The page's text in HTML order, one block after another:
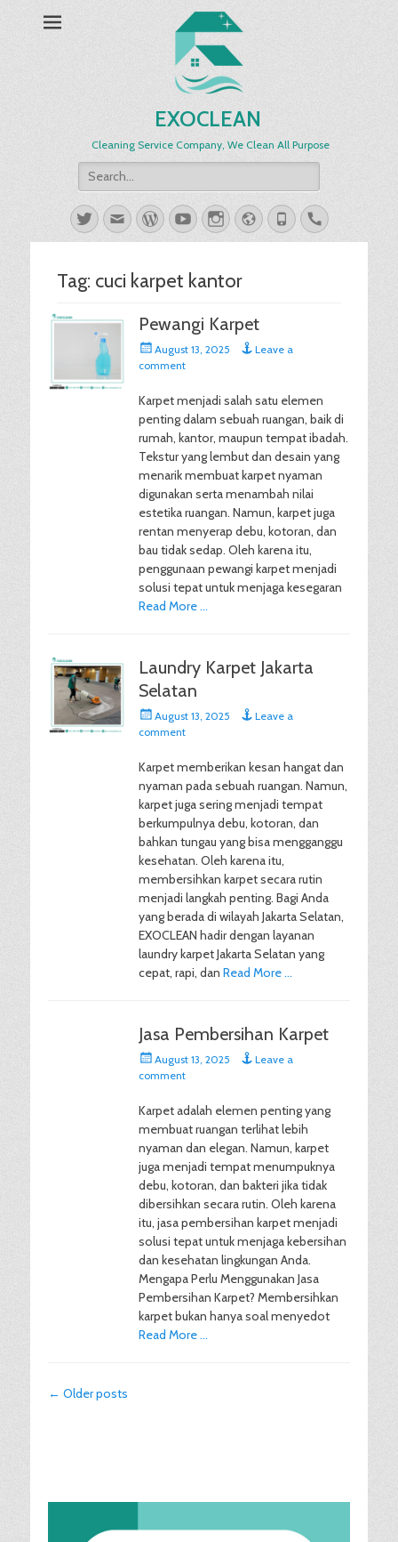
EXOCLEAN
Cleaning Service Company, We Clean All Purpose
Search
for:
TwitterEmailWordPress
YouTubeInstagram
Website
PhoneHandset
Tag: cuci karpet kantor
Pewangi Karpet
Posted
on
August 13, 2025
Leave a
comment
Karpet menjadi salah satu elemen
penting dalam sebuah ruangan, baik di
rumah, kantor, maupun tempat ibadah.
Tekstur yang lembut dan desain yang
menarik membuat karpet nyaman
digunakan serta menambah nilai
estetika ruangan. Namun, karpet juga
rentan menyerap debu, kotoran, dan
bau tidak sedap. Oleh karena itu,
penggunaan pewangi karpet menjadi
solusi tepat untuk menjaga kesegaran
Read More …
Laundry Karpet Jakarta
Selatan
Posted
on
August 13, 2025
Leave a
comment
Karpet memberikan kesan hangat dan
nyaman pada sebuah ruangan. Namun,
karpet juga sering menjadi tempat
berkumpulnya debu, kotoran, dan
bahkan tungau yang bisa mengganggu
kesehatan. Oleh karena itu,
membersihkan karpet secara rutin
menjadi langkah penting. Bagi Anda
yang berada di wilayah Jakarta Selatan,
EXOCLEAN hadir dengan layanan
laundry karpet Jakarta Selatan yang
cepat, rapi, dan Read More …
Jasa Pembersihan Karpet
Posted
on
August 13, 2025
Leave a
comment
Karpet adalah elemen penting yang
membuat ruangan terlihat lebih
nyaman dan elegan. Namun, karpet
juga menjadi tempat menumpuknya
debu, kotoran, dan bakteri jika tidak
dibersihkan secara rutin. Oleh karena
itu, jasa pembersihan karpet menjadi
solusi tepat untuk menjaga kebersihan
dan kesehatan lingkungan Anda.
Mengapa Perlu Menggunakan Jasa
Pembersihan Karpet? Membersihkan
karpet bukan hanya soal menyedot
Read More …
Post
← Older posts